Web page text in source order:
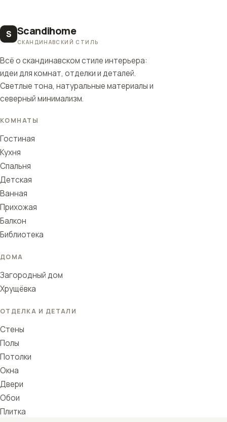
S Scandihome
СКАНДИНАВСКИЙ СТИЛЬ
Всё о скандинавском стиле интерьера:
идеи для комнат, отделки и деталей.
Светлые тона, натуральные материалы и
северный минимализм.
КОМНАТЫ
Гостиная
Кухня
Спальня
Детская
Ванная
Прихожая
Балкон
Библиотека
ДОМА
Загородный дом
Хрущёвка
ОТДЕЛКА И ДЕТАЛИ
Стены
Полы
Потолки
Окна
Двери
Обои
Плитка